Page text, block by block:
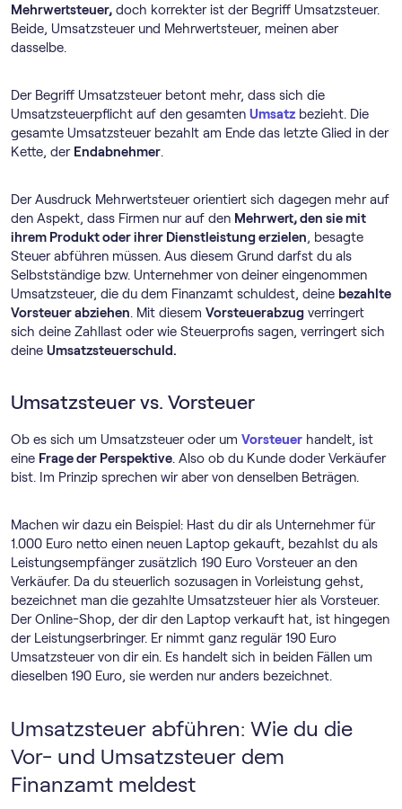
Mehrwertsteuer, doch korrekter ist der Begriff Umsatzsteuer.
Beide, Umsatzsteuer und Mehrwertsteuer, meinen aber
dasselbe.
Der Begriff Umsatzsteuer betont mehr, dass sich die
Umsatzsteuerpflicht auf den gesamten Umsatz bezieht. Die
gesamte Umsatzsteuer bezahlt am Ende das letzte Glied in der
Kette, der Endabnehmer.
Der Ausdruck Mehrwertsteuer orientiert sich dagegen mehr auf
den Aspekt, dass Firmen nur auf den Mehrwert, den sie mit
ihrem Produkt oder ihrer Dienstleistung erzielen, besagte
Steuer abführen müssen. Aus diesem Grund darfst du als
Selbstständige bzw. Unternehmer von deiner eingenommen
Umsatzsteuer, die du dem Finanzamt schuldest, deine bezahlte
Vorsteuer abziehen. Mit diesem Vorsteuerabzug verringert
sich deine Zahllast oder wie Steuerprofis sagen, verringert sich
deine Umsatzsteuerschuld.
Umsatzsteuer vs. Vorsteuer
Ob es sich um Umsatzsteuer oder um Vorsteuer handelt, ist
eine Frage der Perspektive. Also ob du Kunde doder Verkäufer
bist. Im Prinzip sprechen wir aber von denselben Beträgen.
Machen wir dazu ein Beispiel: Hast du dir als Unternehmer für
1.000 Euro netto einen neuen Laptop gekauft, bezahlst du als
Leistungsempfänger zusätzlich 190 Euro Vorsteuer an den
Verkäufer. Da du steuerlich sozusagen in Vorleistung gehst,
bezeichnet man die gezahlte Umsatzsteuer hier als Vorsteuer.
Der Online-Shop, der dir den Laptop verkauft hat, ist hingegen
der Leistungserbringer. Er nimmt ganz regulär 190 Euro
Umsatzsteuer von dir ein. Es handelt sich in beiden Fällen um
dieselben 190 Euro, sie werden nur anders bezeichnet.
Umsatzsteuer abführen: Wie du die
Vor- und Umsatzsteuer dem
Finanzamt meldest